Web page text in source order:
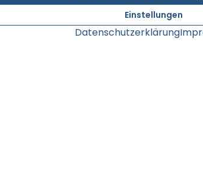
Ergebnisse voneinander
interner Bewertungsausschuss
den optimalen Verkaufspreis zu